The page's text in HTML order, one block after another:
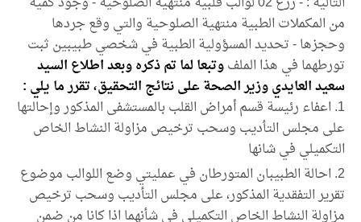
من المكملات الطبية منتهية الصلوحية والتي وقع جردها
وحجزها - تحديد المسؤولية الطبية في شخصي طبيبين ثبت
تورطهما في هذا الملفوتبعا لما تم ذكره وبعد اطلاع السيد
سعيد العايدي وزير الصحة على نتائج التحقيق، تقرر ما يلي :
اعفاء رئيسة قسم أمراض القلب بالمستشفى المذكور وإحالتها
على مجلس التأديب وسحب ترخيص مزاولة النشاط الخاص
التكميلي في شانها
احالة الطبيبان المتورطان في عمليتي وضع اللوالب موضوع
تقرير التفقدية المذكور، على مجلس التأديب وسحب ترخيص
مزاولة النشاط الخاص التكميلي في شأنهما اذا كانا من ضمن